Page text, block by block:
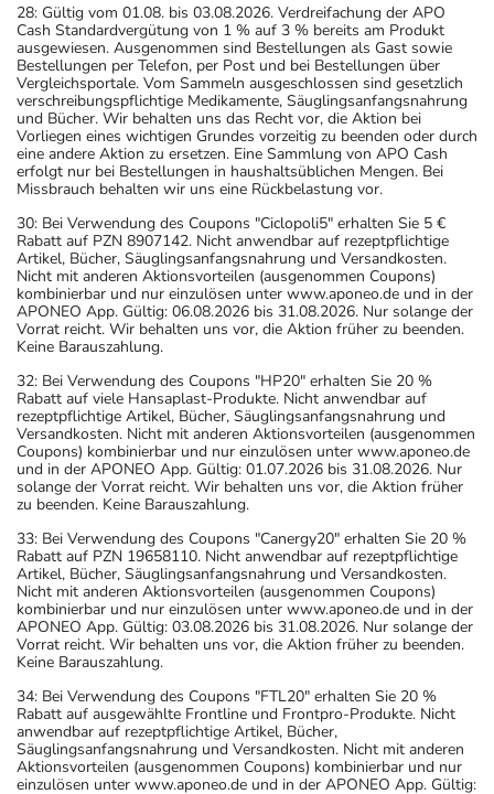
28: Gültig vom 01.08. bis 03.08.2026. Verdreifachung der APO
Cash Standardvergütung von 1 % auf 3 % bereits am Produkt
ausgewiesen. Ausgenommen sind Bestellungen als Gast sowie
Bestellungen per Telefon, per Post und bei Bestellungen über
Vergleichsportale. Vom Sammeln ausgeschlossen sind gesetzlich
verschreibungspflichtige Medikamente, Säuglingsanfangsnahrung
und Bücher. Wir behalten uns das Recht vor, die Aktion bei
Vorliegen eines wichtigen Grundes vorzeitig zu beenden oder durch
eine andere Aktion zu ersetzen. Eine Sammlung von APO Cash
erfolgt nur bei Bestellungen in haushaltsüblichen Mengen. Bei
Missbrauch behalten wir uns eine Rückbelastung vor.
30: Bei Verwendung des Coupons "Ciclopoli5" erhalten Sie 5 €
Rabatt auf PZN 8907142. Nicht anwendbar auf rezeptpflichtige
Artikel, Bücher, Säuglingsanfangsnahrung und Versandkosten.
Nicht mit anderen Aktionsvorteilen (ausgenommen Coupons)
kombinierbar und nur einzulösen unter www.aponeo.de und in der
APONEO App. Gültig: 06.08.2026 bis 31.08.2026. Nur solange der
Vorrat reicht. Wir behalten uns vor, die Aktion früher zu beenden.
Keine Barauszahlung.
32: Bei Verwendung des Coupons "HP20" erhalten Sie 20 %
Rabatt auf viele Hansaplast-Produkte. Nicht anwendbar auf
rezeptpflichtige Artikel, Bücher, Säuglingsanfangsnahrung und
Versandkosten. Nicht mit anderen Aktionsvorteilen (ausgenommen
Coupons) kombinierbar und nur einzulösen unter www.aponeo.de
und in der APONEO App. Gültig: 01.07.2026 bis 31.08.2026. Nur
solange der Vorrat reicht. Wir behalten uns vor, die Aktion früher
zu beenden. Keine Barauszahlung.
33: Bei Verwendung des Coupons "Canergy20" erhalten Sie 20 %
Rabatt auf PZN 19658110. Nicht anwendbar auf rezeptpflichtige
Artikel, Bücher, Säuglingsanfangsnahrung und Versandkosten.
Nicht mit anderen Aktionsvorteilen (ausgenommen Coupons)
kombinierbar und nur einzulösen unter www.aponeo.de und in der
APONEO App. Gültig: 03.08.2026 bis 31.08.2026. Nur solange der
Vorrat reicht. Wir behalten uns vor, die Aktion früher zu beenden.
Keine Barauszahlung.
34: Bei Verwendung des Coupons "FTL20" erhalten Sie 20 %
Rabatt auf ausgewählte Frontline und Frontpro-Produkte. Nicht
anwendbar auf rezeptpflichtige Artikel, Bücher,
Säuglingsanfangsnahrung und Versandkosten. Nicht mit anderen
Aktionsvorteilen (ausgenommen Coupons) kombinierbar und nur
einzulösen unter www.aponeo.de und in der APONEO App. Gültig: